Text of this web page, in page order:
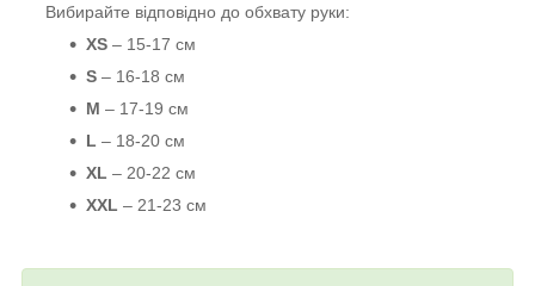
Вибирайте відповідно до обхвату руки:
XS – 15-17 см
S – 16-18 см
M – 17-19 см
L – 18-20 см
XL – 20-22 см
XXL – 21-23 см